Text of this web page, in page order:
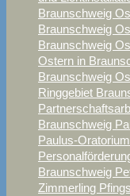
Braunschweig
Braunschweig
Braunschweig
Ostern in
Braunschweig
Ringgebiet
Braunschweig
Paulus-
Braunschweig
Zimmerling